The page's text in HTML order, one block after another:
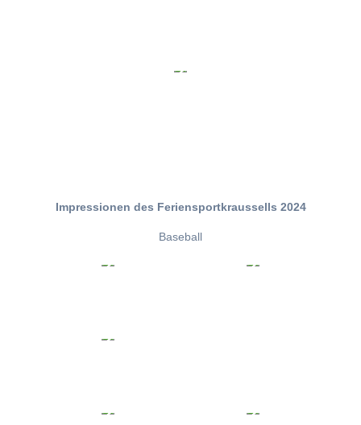
Impressionen des Feriensportkraussells 2024
Baseball